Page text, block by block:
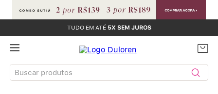
TUDO EM ATÉ 5X SEM JUROS
Buscar produtos